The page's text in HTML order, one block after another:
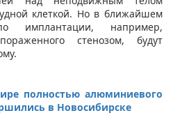
клеткой. Но в ближайшем
имплантации, например,
стенозом, будут
полностью алюминиевого
в Новосибирске